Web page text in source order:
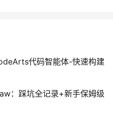
代码智能体-快速构建
：踩坑全记录+新手保姆级